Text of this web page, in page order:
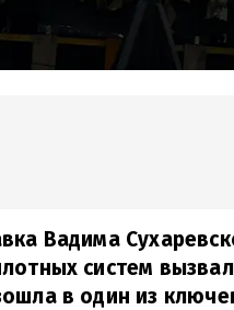
Вадима
систем
в один из